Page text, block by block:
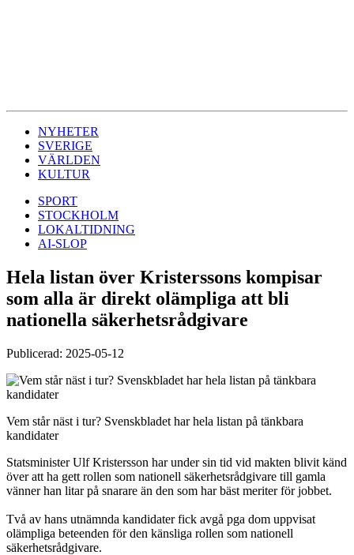
NYHETER
SVERIGE
VÄRLDEN
KULTUR
SPORT
STOCKHOLM
LOKALTIDNING
AI-SLOP
Hela listan över Kristerssons kompisar
som alla är direkt olämpliga att bli
nationella säkerhetsrådgivare
Publicerad: 2025-05-12
Vem står näst i tur? Svenskbladet har hela listan på tänkbara
kandidater
Statsminister Ulf Kristersson har under sin tid vid makten blivit känd
över att ha gett rollen som nationell säkerhetsrådgivare till gamla
vänner han litar på snarare än den som har bäst meriter för jobbet.
Två av hans utnämnda kandidater fick avgå pga dom uppvisat
olämpliga beteenden för den känsliga rollen som nationell
säkerhetsrådgivare.